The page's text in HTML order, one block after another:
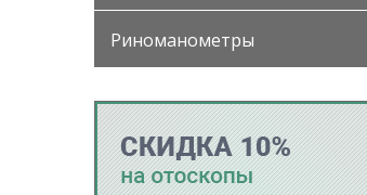
Риноманометры